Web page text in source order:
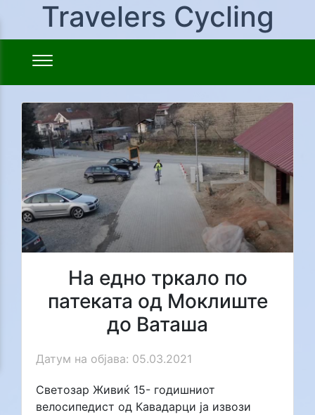
Travelers Cycling
На едно тркало по
патеката од Моклиште
до Ваташа
Датум на објава: 05.03.2021
Светозар Живиќ 15- годишниот
велосипедист од Кавадарци ја извози